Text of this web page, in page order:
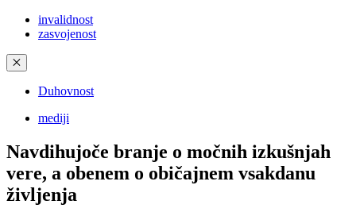
invalidnost
zasvojenost
✕
Duhovnost
mediji
Navdihujoče branje o močnih izkušnjah
vere, a obenem o običajnem vsakdanu
življenja